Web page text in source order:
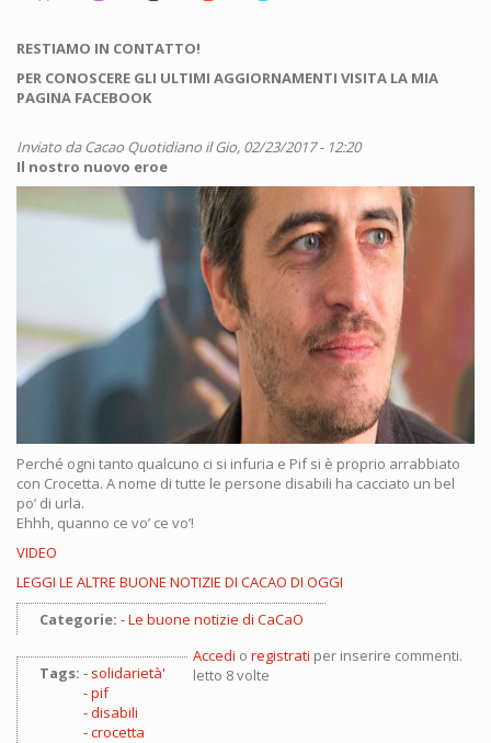
RESTIAMO IN CONTATTO!
PER CONOSCERE GLI ULTIMI AGGIORNAMENTI VISITA LA MIA
PAGINA FACEBOOK
Inviato daCacao Quotidiano il Gio, 02/23/2017 - 12:20
Il nostro nuovo eroe
Perché ogni tanto qualcuno ci si infuria e Pif si è proprio arrabbiato
con Crocetta. A nome di tutte le persone disabili ha cacciato un bel
po’ di urla.
Ehhh, quanno ce vo’ ce vo’!
VIDEO
LEGGI LE ALTRE BUONE NOTIZIE DI CACAO DI OGGI
Categorie:
Le buone notizie di CaCaO
Tags:
solidarietà'
pif
disabili
crocetta
Accedi o registrati per inserire commenti.
letto 8 volte